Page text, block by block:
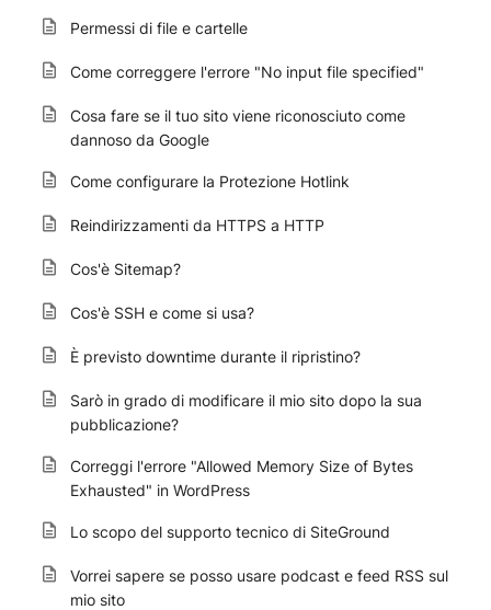
Permessi di file e cartelle
Come correggere l'errore "No input file specified"
Cosa fare se il tuo sito viene riconosciuto come
dannoso da Google
Come configurare la Protezione Hotlink
Reindirizzamenti da HTTPS a HTTP
Cos'è Sitemap?
Cos'è SSH e come si usa?
È previsto downtime durante il ripristino?
Sarò in grado di modificare il mio sito dopo la sua
pubblicazione?
Correggi l'errore "Allowed Memory Size of Bytes
Exhausted" in WordPress
Lo scopo del supporto tecnico di SiteGround
Vorrei sapere se posso usare podcast e feed RSS sul
mio sito